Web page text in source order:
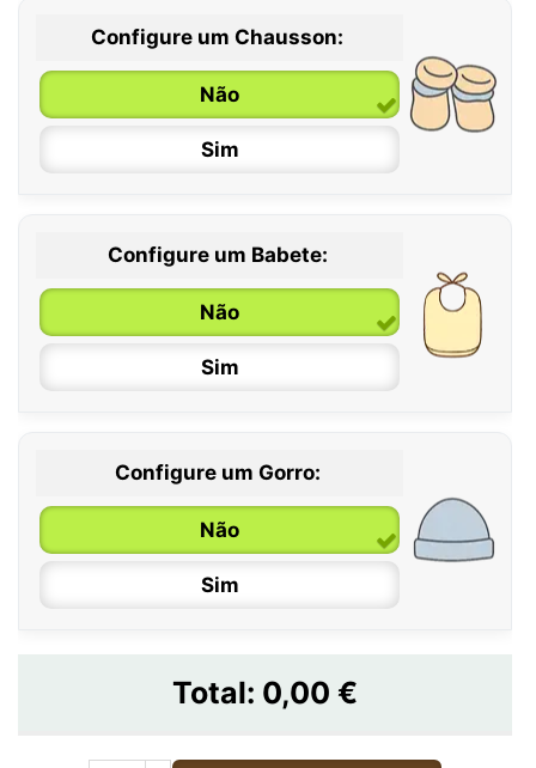
0 / 6 meses
6 / 12 meses
12 / 18 meses
Configure um Chausson:
Não
Sim
Configure um Babete:
Não
Sim
Configure um Gorro:
Não
Sim
Total: 0,00 €